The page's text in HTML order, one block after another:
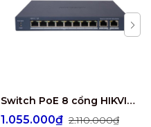
Switch PoE 8 cổng HIKVISION DS-3E1310P-EI/M
1.055.000₫ 2.110.000₫